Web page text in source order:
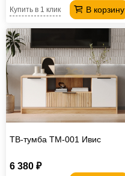
В корзину
Купить в 1 клик
ТВ-тумба ТМ-001 Ивис
6 380 ₽